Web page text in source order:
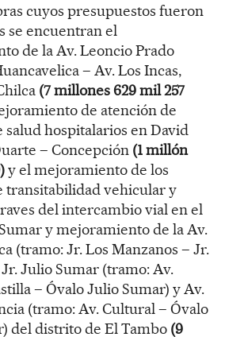
cuyos presupuestos fueron
se encuentran el
de la Av. Leoncio Prado
– Av. Los Incas,
(7 millones 629 mil 257
de atención de
salud hospitalarios en David
– Concepción (1 millón
y el mejoramiento de los
transitabilidad vehicular y
del intercambio vial en el
y mejoramiento de la Av.
(tramo: Jr. Los Manzanos – Jr.
Julio Sumar (tramo: Av.
– Óvalo Julio Sumar) y Av.
(tramo: Av. Cultural – Óvalo
del distrito de El Tambo (9